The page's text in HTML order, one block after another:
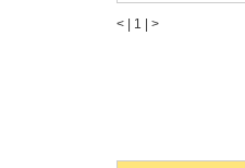
< 1 | >